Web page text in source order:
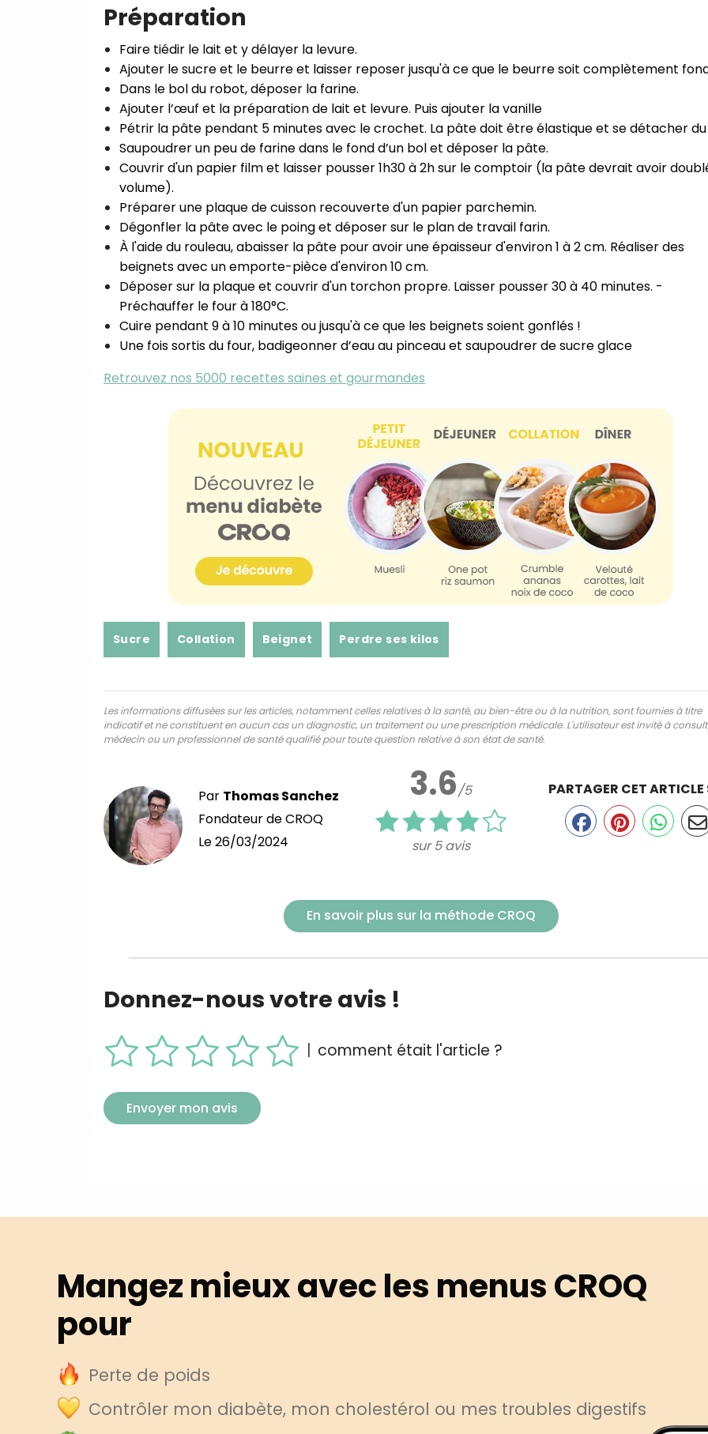
Préparation
Faire tiédir le lait et y délayer la levure.⁣
Ajouter le sucre et le beurre et laisser reposer jusqu'à ce que le beurre soit complètement
Dans le bol du robot, déposer la farine.⁣
Ajouter l’œuf et la préparation de lait et levure. Puis ajouter la vanille⁣
Pétrir la pâte pendant 5 minutes avec le crochet. La pâte doit être élastique et se détacher
Saupoudrer un peu de farine dans le fond d’un bol et déposer la pâte.⁣
Couvrir d'un papier film et laisser pousser 1h30 à 2h sur le comptoir (la pâte devrait avoir
volume).⁣
Préparer une plaque de cuisson recouverte d'un papier parchemin.⁣
Dégonfler la pâte avec le poing et déposer sur le plan de travail farin.⁣
À l'aide du rouleau, abaisser la pâte pour avoir une épaisseur d'environ 1 à 2 cm. Réaliser des
beignets avec un emporte-pièce d'environ 10 cm.⁣
Déposer sur la plaque et couvrir d'un torchon propre. Laisser pousser 30 à 40 minutes. -
Préchauffer le four à 180°C.⁣
Cuire pendant 9 à 10 minutes ou jusqu'à ce que les beignets soient gonflés !⁣
Une fois sortis du four, badigeonner d’eau au pinceau et saupoudrer de sucre glace⁣
Retrouvez nos 5000 recettes saines et gourmandes
Sucre Collation Beignet Perdre ses kilos
Les informations diffusées sur les articles, notamment celles relatives à la santé, au bien-être ou à la nutrition, sont fournies à titre
indicatif et ne constituent en aucun cas un diagnostic, un traitement ou une prescription médicale. L'utilisateur est invité à
médecin ou un professionnel de santé qualifié pour toute question relative à son état de santé.
Par Thomas Sanchez
Fondateur de CROQ
Le26/03/2024
3.6/5
sur 5 avis
PARTAGER CET ARTICLE
En savoir plus sur la méthode CROQ
Donnez-nous votre avis !
comment était l'article ?
Envoyer mon avis
Mangez mieux avec les menus CROQ
pour
Perte de poids
Contrôler mon diabète, mon cholestérol ou mes troubles digestifs
Je consens à ce que la société
Prisma Players analyse le taux
des courriels pour mesurer et
performances des campagnes.
pourrons savoir si vous ouvrez les
l'heure à laquelle vous le faites
utilisez. Pour en savoir plus sur ces
voir notre
Je reçois mon cadeau !
désabonnement intégré dans la newsletter. Pour en
exercer vos droits, prenez connaissance de notre